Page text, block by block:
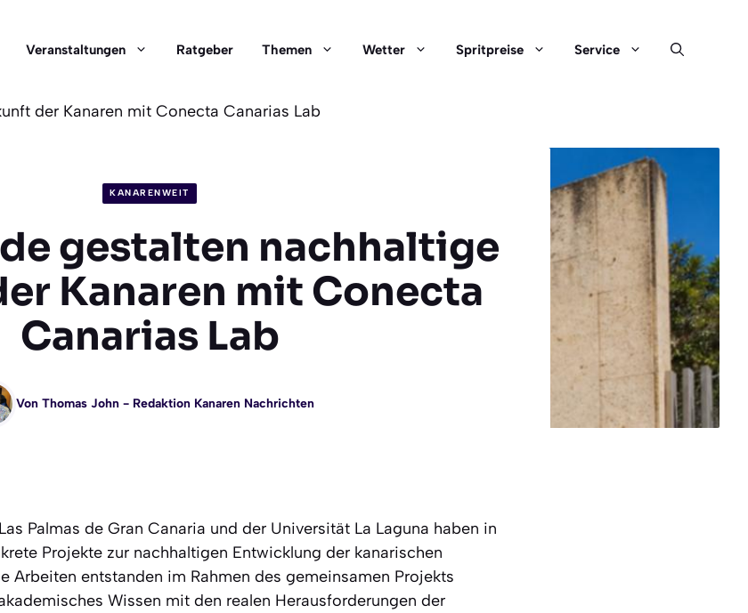
Veranstaltungen Ratgeber Themen Wetter Spritpreise Service
der Kanaren mit Conecta Canarias Lab
KANARENWEIT
gestalten nachhaltige
Kanaren mit Conecta
Canarias Lab
Von Thomas John- Redaktion Kanaren Nachrichten
Palmas de Gran Canaria und der Universität La Laguna haben in
Projekte zur nachhaltigen Entwicklung der kanarischen
Arbeiten entstanden im Rahmen des gemeinsamen Projekts
Wissen mit den realen Herausforderungen der